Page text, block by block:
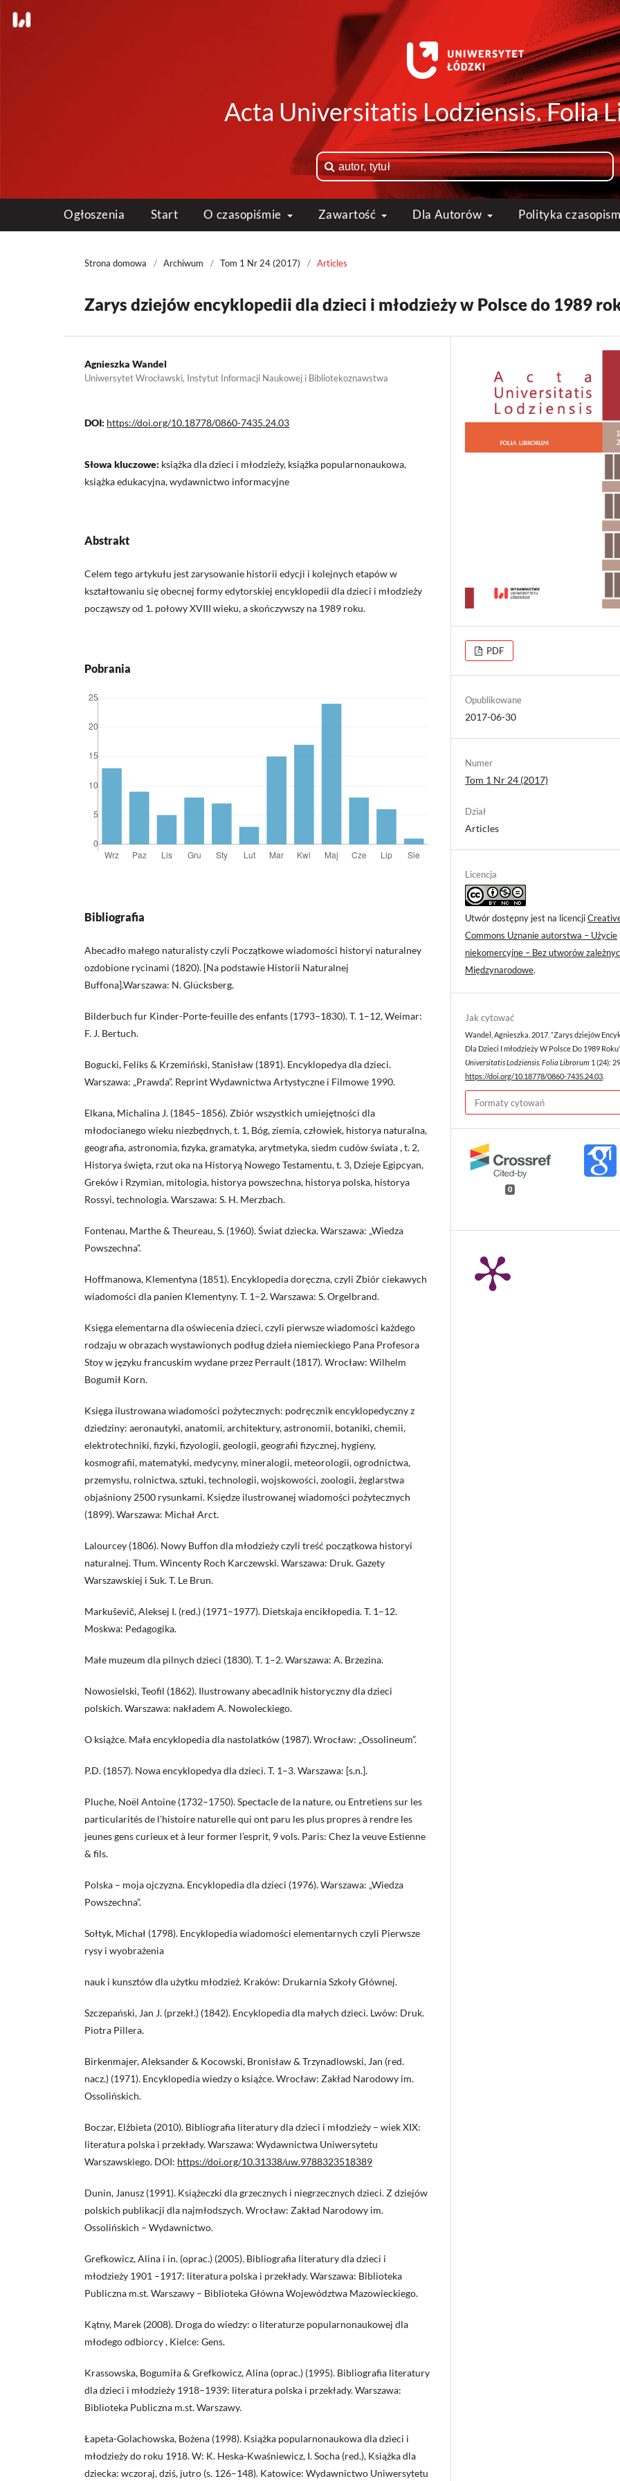
Acta Universitatis Lodziensis. Folia
Ogłoszenia Start O czasopiśmie Zawartość Dla Autorów Polityka
Strona domowa / Archiwum / Tom 1 Nr 24 (2017) / Articles
Zarys dziejów encyklopedii dla dzieci i młodzieży w Polsce do 1989
Agnieszka Wandel
Uniwersytet Wrocławski, Instytut Informacji Naukowej i Bibliotekoznawstwa
DOI: https://doi.org/10.18778/0860-7435.24.03
Słowa kluczowe: książka dla dzieci i młodzieży, książka popularnonaukowa,
książka edukacyjna, wydawnictwo informacyjne
Abstrakt
Celem tego artykułu jest zarysowanie historii edycji i kolejnych etapów w
kształtowaniu się obecnej formy edytorskiej encyklopedii dla dzieci i młodzieży
począwszy od 1. połowy XVIII wieku, a skończywszy na 1989 roku.
Pobrania
Bibliografia
Abecadło małego naturalisty czyli Początkowe wiadomości historyi naturalney
ozdobione rycinami (1820). [Na podstawie Historii Naturalnej
Buffona].Warszawa: N. Glücksberg.
Bilderbuch fur Kinder-Porte-feuille des enfants (1793–1830). T. 1–12, Weimar:
F. J. Bertuch.
Bogucki, Feliks & Krzemiński, Stanisław (1891). Encyklopedya dla dzieci.
Warszawa: „Prawda”. Reprint Wydawnictwa Artystyczne i Filmowe 1990.
Elkana, Michalina J. (1845–1856). Zbiór wszystkich umiejętności dla
młodocianego wieku niezbędnych, t. 1, Bóg, ziemia, człowiek, historya naturalna,
geografia, astronomia, fizyka, gramatyka, arytmetyka, siedm cudów świata , t. 2,
Historya święta, rzut oka na Historyą Nowego Testamentu, t. 3, Dzieje Egipcyan,
Greków i Rzymian, mitologia, historya powszechna, historya polska, historya
Rossyi, technologia. Warszawa: S. H. Merzbach.
Fontenau, Marthe & Theureau, S. (1960). Świat dziecka. Warszawa: „Wiedza
Powszechna”.
Hoffmanowa, Klementyna (1851). Encyklopedia doręczna, czyli Zbiór ciekawych
wiadomości dla panien Klementyny. T. 1–2. Warszawa: S. Orgelbrand.
Księga elementarna dla oświecenia dzieci, czyli pierwsze wiadomości każdego
rodzaju w obrazach wystawionych podług dzieła niemieckiego Pana Profesora
Stoy w języku francuskim wydane przez Perrault (1817). Wrocław: Wilhelm
Bogumił Korn.
Księga ilustrowana wiadomości pożytecznych: podręcznik encyklopedyczny z
dziedziny: aeronautyki, anatomii, architektury, astronomii, botaniki, chemii,
elektrotechniki, fizyki, fizyologii, geologii, geografii fizycznej, hygieny,
kosmografii, matematyki, medycyny, mineralogii, meteorologii, ogrodnictwa,
przemysłu, rolnictwa, sztuki, technologii, wojskowości, zoologii, żeglarstwa
objaśniony 2500 rysunkami. Księdze ilustrowanej wiadomości pożytecznych
(1899). Warszawa: Michał Arct.
Lalourcey (1806). Nowy Buffon dla młodzieży czyli treść początkowa historyi
naturalnej. Tłum. Wincenty Roch Karczewski. Warszawa: Druk. Gazety
Warszawskiej i Suk. T. Le Brun.
Markuševič, Aleksej I. (red.) (1971–1977). Dietskaja encikłopedia. T. 1–12.
Moskwa: Pedagogika.
Małe muzeum dla pilnych dzieci (1830). T. 1–2. Warszawa: A. Brzezina.
Nowosielski, Teofil (1862). Ilustrowany abecadlnik historyczny dla dzieci
polskich. Warszawa: nakładem A. Nowoleckiego.
O książce. Mała encyklopedia dla nastolatków (1987). Wrocław: „Ossolineum”.
P.D. (1857). Nowa encyklopedya dla dzieci. T. 1–3. Warszawa: [s.n.].
Pluche, Noël Antoine (1732–1750). Spectacle de la nature, ou Entretiens sur les
particularités de l'histoire naturelle qui ont paru les plus propres à rendre les
jeunes gens curieux et à leur former l'esprit, 9 vols. Paris: Chez la veuve Estienne
& fils.
Polska – moja ojczyzna. Encyklopedia dla dzieci (1976). Warszawa: „Wiedza
Powszechna”.
Sołtyk, Michał (1798). Encyklopedia wiadomości elementarnych czyli Pierwsze
rysy i wyobrażenia
nauk i kunsztów dla użytku młodzież. Kraków: Drukarnia Szkoły Głównej.
Szczepański, Jan J. (przekł.) (1842). Encyklopedia dla małych dzieci. Lwów: Druk.
Piotra Pillera.
Birkenmajer, Aleksander & Kocowski, Bronisław & Trzynadlowski, Jan (red.
nacz.) (1971). Encyklopedia wiedzy o książce. Wrocław: Zakład Narodowy im.
Ossolińskich.
Boczar, Elżbieta (2010). Bibliografia literatury dla dzieci i młodzieży – wiek XIX:
literatura polska i przekłady. Warszawa: Wydawnictwa Uniwersytetu
Warszawskiego. DOI: https://doi.org/10.31338/uw.9788323518389
Dunin, Janusz (1991). Książeczki dla grzecznych i niegrzecznych dzieci. Z dziejów
polskich publikacji dla najmłodszych. Wrocław: Zakład Narodowy im.
Ossolińskich – Wydawnictwo.
Grefkowicz, Alina i in. (oprac.) (2005). Bibliografia literatury dla dzieci i
młodzieży 1901 –1917: literatura polska i przekłady. Warszawa: Biblioteka
Publiczna m.st. Warszawy – Biblioteka Główna Województwa Mazowieckiego.
Kątny, Marek (2008). Droga do wiedzy: o literaturze popularnonaukowej dla
młodego odbiorcy , Kielce: Gens.
Krassowska, Bogumiła & Grefkowicz, Alina (oprac.) (1995). Bibliografia literatury
dla dzieci i młodzieży 1918–1939: literatura polska i przekłady. Warszawa:
Biblioteka Publiczna m.st. Warszawy.
Łapeta-Golachowska, Bożena (1998). Książka popularnonaukowa dla dzieci i
młodzieży do roku 1918. W: K. Heska-Kwaśniewicz, I. Socha (red.), Książka dla
dziecka: wczoraj, dziś, jutro (s. 126–148). Katowice: Wydawnictwo Uniwersytetu
PDF
Opublikowane
2017-06-30
Numer
Tom 1 Nr 24 (2017)
Dział
Articles
Licencja
Utwór dostępny jest na licencji
Commons Uznanie autorstwa – Użycie
niekomercyjne – Bez utworów
Międzynarodowe.
Jak cytować
Wandel, Agnieszka. 2017. “Zarys dziejów
Dla Dzieci I młodzieży W Polsce Do 1989
Universitatis Lodziensis. Folia Librorum 1 (24):
https://doi.org/10.18778/0860-7435.24.03
Formaty cytowań
0